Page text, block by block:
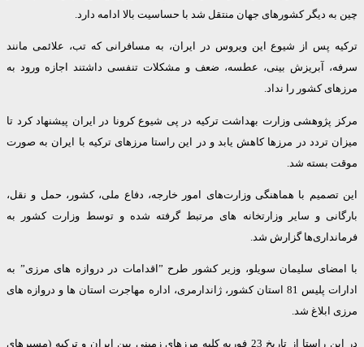
دیگر کشورهای جهان منتقل شد با حساسیت بالا ادامه دارد.
پس از شیوع این ویروس در ایران، به مسافرانی که تب، علائمی مانند
آبریزش بینی، عطسه، ضعف و مشکلات تنفسی داشتند اجازه ورود به
کشور را نداد.
پژوهشی وزارت بهداشت ترکیه در پی شیوع کرونا در ایران پیشنهاد کرد تا
تردد در مرزها کاهش یابد و در این راستا مرزهای ترکیه با ایران به صورت
بسته شد.
با هماهنگی وزارت‌های امور خارجه، دفاع ملی، کشور، حمل و نقل،
و سایر وزارتخانه های مرتبط گرفته شده و توسط وزارت کشور به
گزارش شد.
سلیمان سویلو، وزیر کشور طرح ”اقدامات در دروازه های مرزی” به
ادارات پلیس 81 استان کشور، ژاندارمری، اداره مهاجرت استان ها و دروازه های
ابلاغ شد.
در این راستا از تاریخ 23 فوریه کلیه مرزهای زمینی بین ایران و ترکیه (مسیرهای